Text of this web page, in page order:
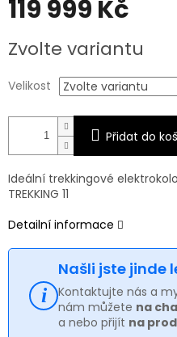
119 999 Kč
cena:
Zvolte variantu
Velikost
Přidat do
Ideální trekkingové
TREKKING 11
Detailní informace
Našli jste jinde
Kontaktujte nás a
nám můžete na
a nebo přijít na